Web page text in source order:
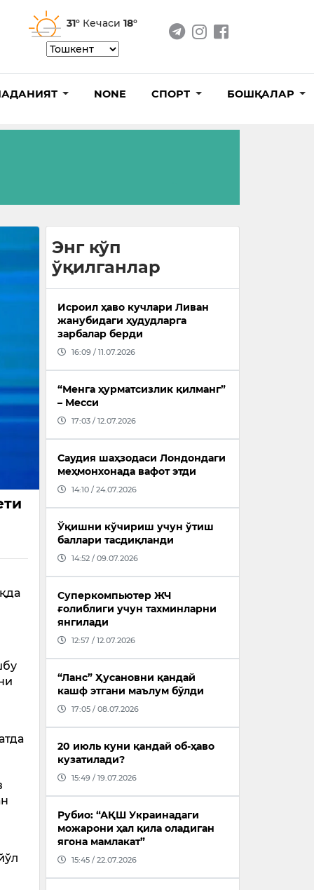
31° Кечаси 18°
NONE СПОРТ БОШҚАЛАР
Энг кўп
ўқилганлар
Исроил ҳаво кучлари Ливан
жанубидаги ҳудудларга
зарбалар берди
16:09 / 11.07.2026
“Менга ҳурматсизлик қилманг”
– Месси
17:03 / 12.07.2026
Саудия шаҳзодаси Лондондаги
меҳмонхонада вафот этди
14:10 / 24.07.2026
Ўқишни кўчириш учун ўтиш
баллари тасдиқланди
14:52 / 09.07.2026
Суперкомпьютер ЖЧ
ғолиблиги учун тахминларни
янгилади
12:57 / 12.07.2026
“Ланс” Ҳусановни қандай
кашф этгани маълум бўлди
17:05 / 08.07.2026
20 июль куни қандай об-ҳаво
кузатилади?
15:49 / 19.07.2026
Рубио: “АҚШ Украинадаги
можарони ҳал қила оладиган
ягона мамлакат”
15:45 / 22.07.2026